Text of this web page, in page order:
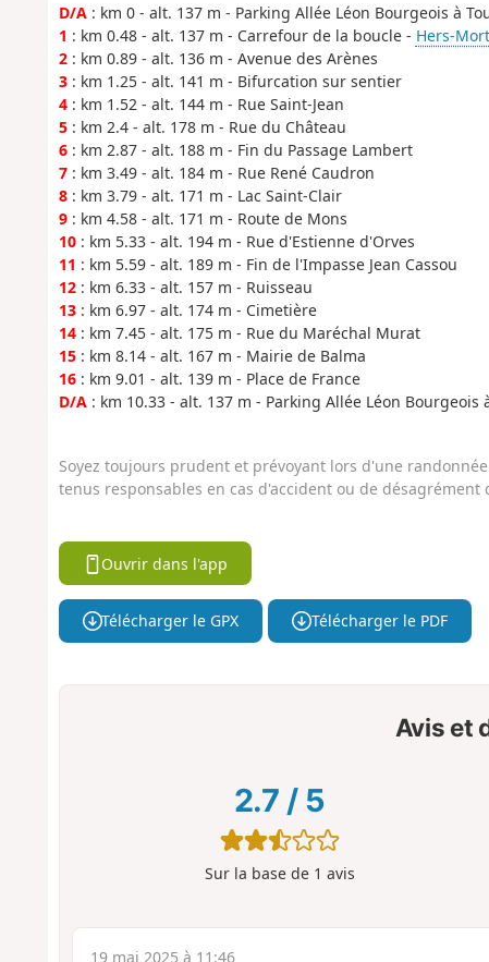
D/A: km 0 - alt. 137 m - Parking Allée Léon Bourgeois à
1 : km 0.48 - alt. 137 m - Carrefour de la boucle - Hers-
2: km 0.89 - alt. 136 m - Avenue des Arènes
3: km 1.25 - alt. 141 m - Bifurcation sur sentier
4: km 1.52 - alt. 144 m - Rue Saint-Jean
5: km 2.4 - alt. 178 m - Rue du Château
6: km 2.87 - alt. 188 m - Fin du Passage Lambert
7: km 3.49 - alt. 184 m - Rue René Caudron
8: km 3.79 - alt. 171 m - Lac Saint-Clair
9: km 4.58 - alt. 171 m - Route de Mons
10: km 5.33 - alt. 194 m - Rue d'Estienne d'Orves
11 : km 5.59 - alt. 189 m - Fin de l'Impasse Jean Cassou
12: km 6.33 - alt. 157 m - Ruisseau
13: km 6.97 - alt. 174 m - Cimetière
14: km 7.45 - alt. 175 m - Rue du Maréchal Murat
15: km 8.14 - alt. 167 m - Mairie de Balma
16: km 9.01 - alt. 139 m - Place de France
D/A: km 10.33 - alt. 137 m - Parking Allée Léon Bourgeois
Soyez toujours prudent et prévoyant lors d'une
tenus responsables en cas d'accident ou de
Ouvrir dans l'app
Télécharger le GPX Télécharger le PDF
Avis et
2.7 / 5
Sur la base de 1 avis
19 mai 2025 à 11:46